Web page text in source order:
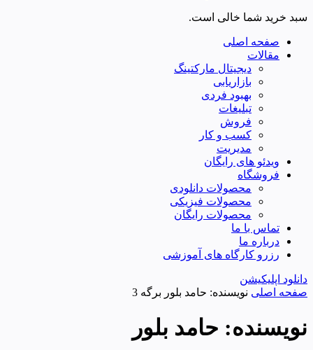
سبد خرید شما خالی است.
صفحه اصلی
مقالات
دیجیتال مارکتینگ
بازاریابی
بهبود فردی
تبلیغات
فروش
کسب و کار
مدیریت
ویدئو های رایگان
فروشگاه
محصولات دانلودی
محصولات فیزیکی
محصولات رایگان
تماس با ما
درباره ما
رزرو کارگاه های آموزشی
دانلود اپلیکیشن
صفحه اصلی نویسنده: حامد بلور برگه 3
نویسنده: حامد بلور